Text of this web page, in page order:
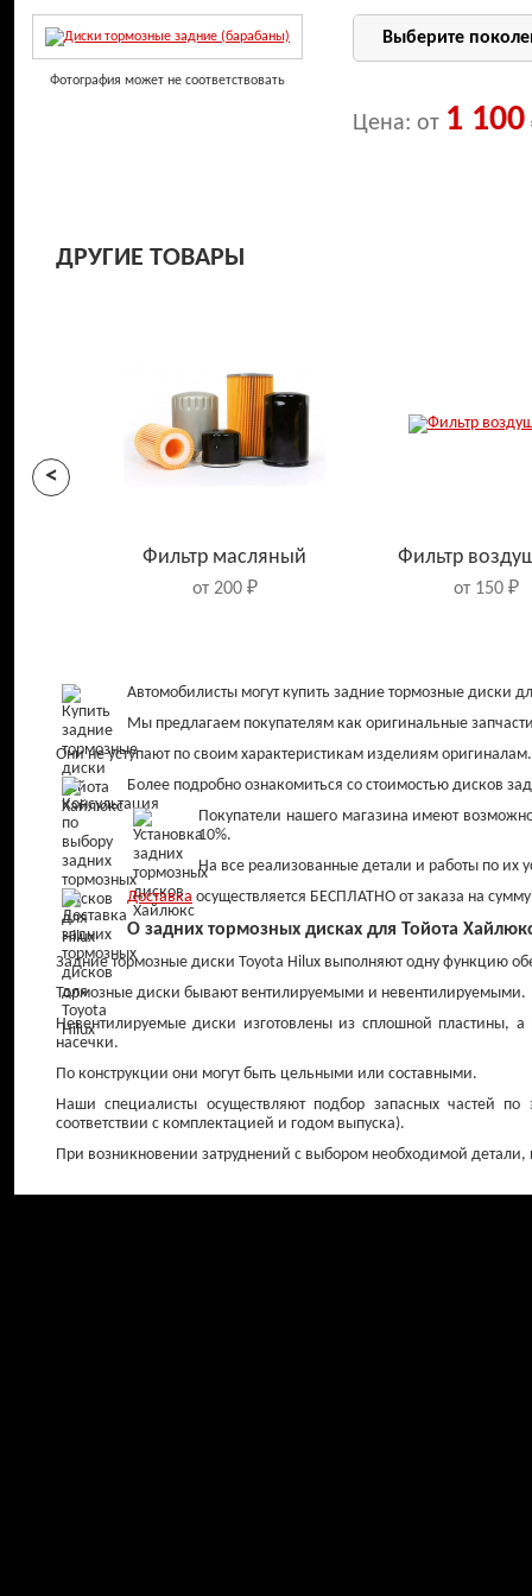
Фотография может не соответствовать
Цена: от 1 100
ДРУГИЕ ТОВАРЫ
<
Фильтр масляный
от 200 ₽
Фильтр
от 150 ₽
Колодки тормозные
передние
от 800 ₽
задние
от 900 ₽
Автомобилисты могут купить задние тормозные диски
Мы предлагаем покупателям как оригинальные
Они не уступают по своим характеристикам изделиям
Более подробно ознакомиться со стоимостью дисков
Покупатели нашего магазина имеют
10%.
На все реализованные детали и работы по их
Доставка осуществляется БЕСПЛАТНО от заказа на
О задних тормозных дисках для Тойота
Задние тормозные диски Toyota Hilux выполняют одну функцию
Тормозные диски бывают вентилируемыми и невентилируемыми.
Невентилируемые диски изготовлены из сплошной пластины,
насечки.
По конструкции они могут быть цельными или составными.
Наши специалисты осуществляют подбор запасных частей
соответствии с комплектацией и годом выпуска).
При возникновении затруднений с выбором необходимой